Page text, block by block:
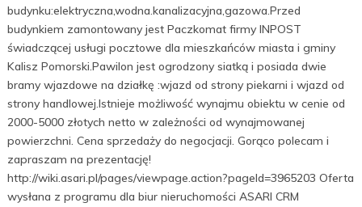
budynku:elektryczna,wodna.kanalizacyjna,gazowa.Przed
budynkiem zamontowany jest Paczkomat firmy INPOST
świadczącej usługi pocztowe dla mieszkańców miasta i gminy
Kalisz Pomorski.Pawilon jest ogrodzony siatką i posiada dwie
bramy wjazdowe na działkę :wjazd od strony piekarni i wjazd od
strony handlowej.Istnieje możliwość wynajmu obiektu w cenie od
2000-5000 złotych netto w zależności od wynajmowanej
powierzchni. Cena sprzedaży do negocjacji. Gorąco polecam i
zapraszam na prezentację!
http://wiki.asari.pl/pages/viewpage.action?pageId=3965203 Oferta
wysłana z programu dla biur nieruchomości ASARI CRM